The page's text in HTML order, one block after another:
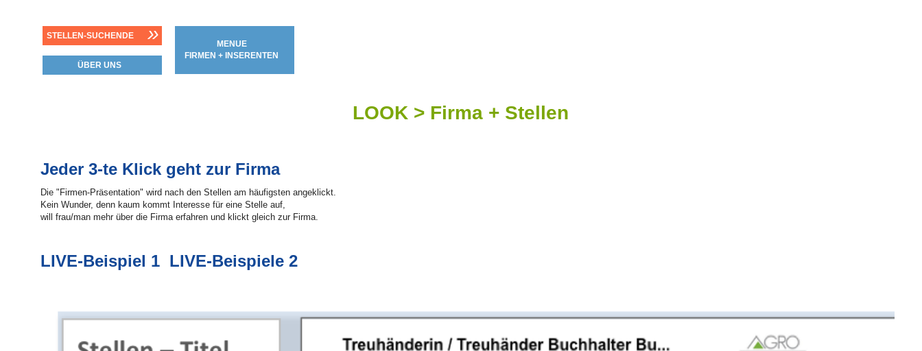
STELLEN-SUCHENDE »
ÜBER UNS
MENUE
FIRMEN + INSERENTEN
LOOK > Firma + Stellen
Jeder 3-te Klick geht zur Firma
Die "Firmen-Präsentation" wird nach den Stellen am häufigsten angeklickt.
Kein Wunder, denn kaum kommt Interesse für eine Stelle auf,
will frau/man mehr über die Firma erfahren und klickt gleich zur Firma.
LIVE-Beispiel 1 LIVE-Beispiele 2